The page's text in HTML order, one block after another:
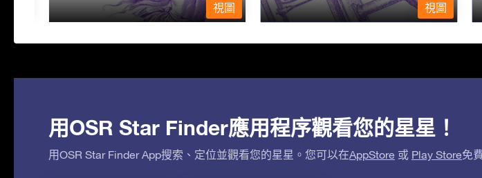
視圖 視圖
用OSR Star Finder應用程序觀看您的星星！
用OSR Star Finder App搜索、定位並觀看您的星星。您可以在AppStore 或 Play Store免